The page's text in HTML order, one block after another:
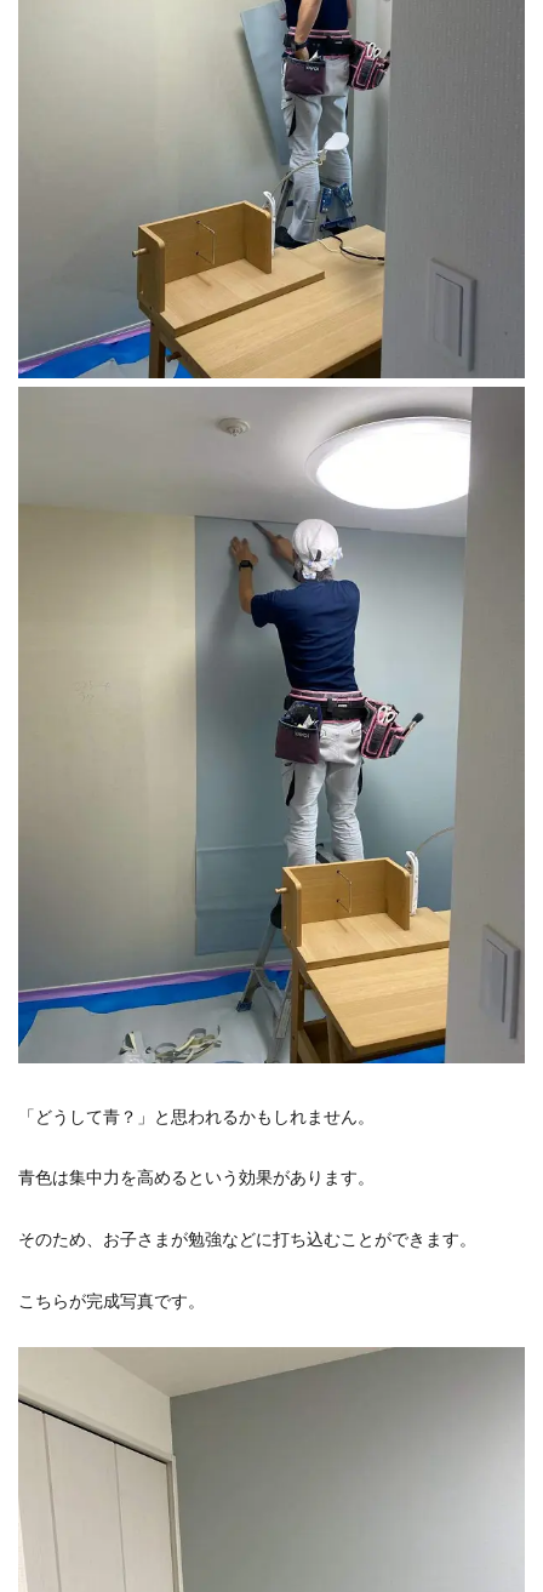
「どうして青？」と思われるかもしれません。
青色は集中力を高めるという効果があります。
そのため、お子さまが勉強などに打ち込むことができます。
こちらが完成写真です。